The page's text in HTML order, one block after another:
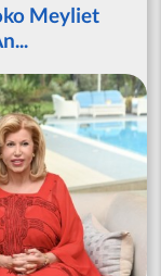
Meyliet